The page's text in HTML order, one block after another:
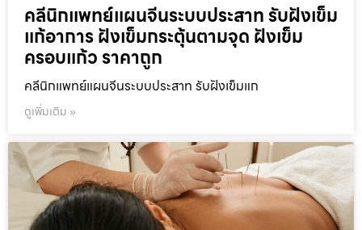
คลีนิกแพทย์แผนจีนระบบประสาท รับฝังเข็ม
แก้อาการ ฝังเข็มกระตุ้นตามจุด ฝังเข็ม
ครอบแก้ว ราคาถูก
คลีนิกแพทย์แผนจีนระบบประสาท รับฝังเข็มแก
ดูเพิ่มเติม »